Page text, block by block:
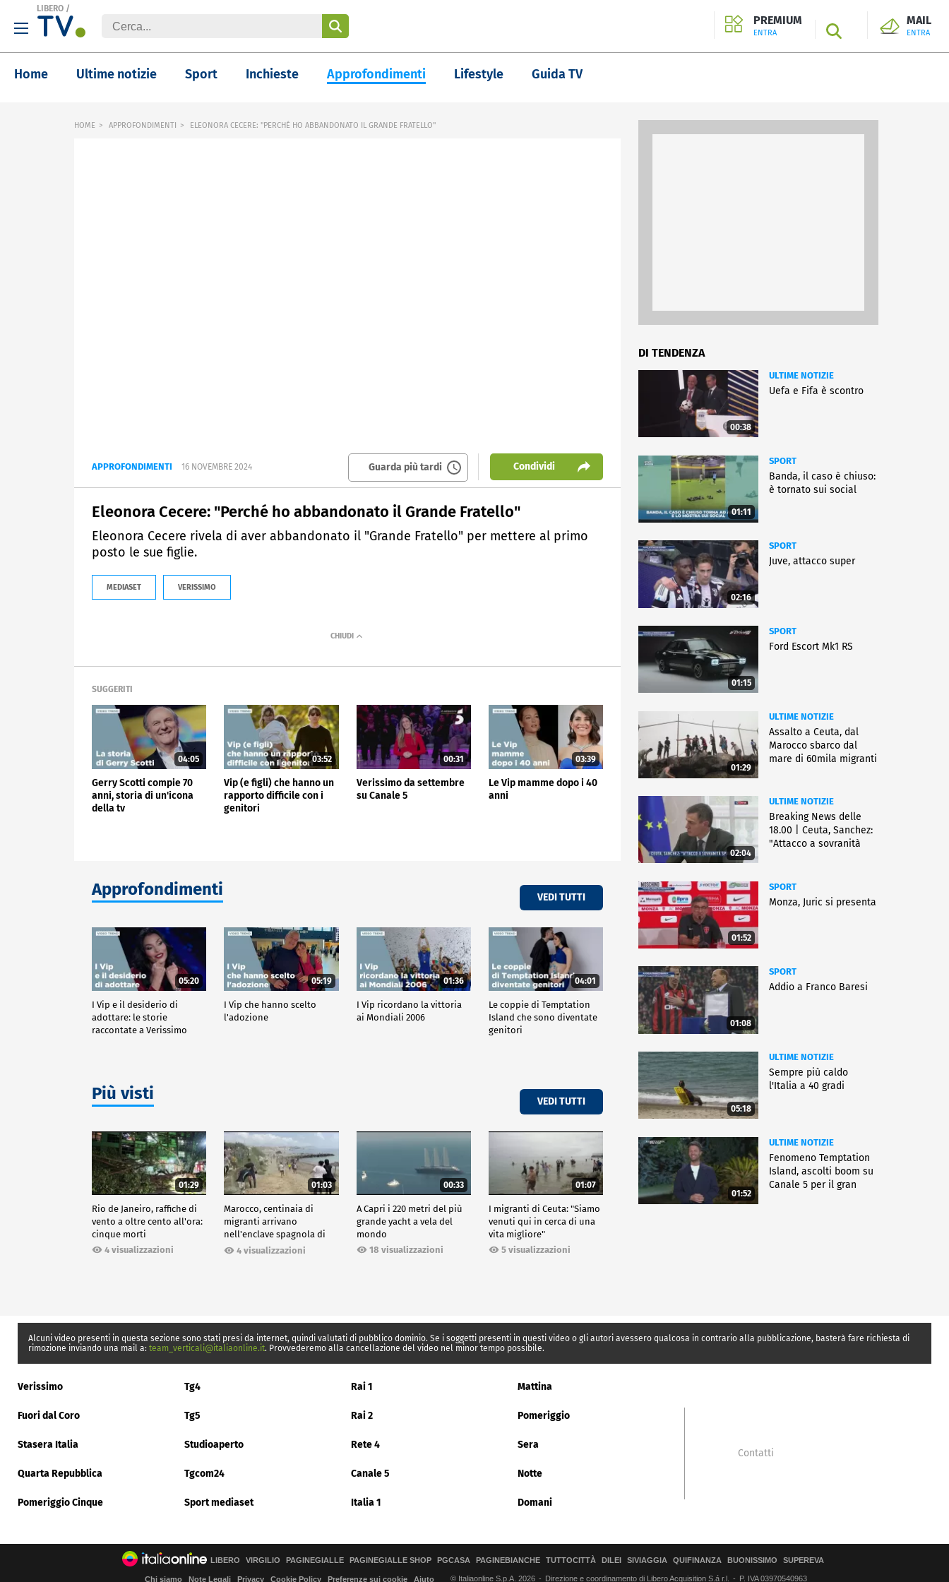
LIBERO /
PREMIUM
ENTRA SEARCH
MAIL
ENTRA
Home Ultime notizie Sport Inchieste Approfondimenti Lifestyle Guida TV
HOME APPROFONDIMENTI ELEONORA CECERE: "PERCHÉ HO ABBANDONATO IL GRANDE FRATELLO"
APPROFONDIMENTI 16 NOVEMBRE 2024 Guarda più tardi Condividi
Eleonora Cecere: "Perché ho abbandonato il Grande Fratello"
Eleonora Cecere rivela di aver abbandonato il "Grande Fratello" per mettere al primo
posto le sue figlie.
MEDIASET VERISSIMO
SUGGERITI
04:05
Gerry Scotti compie 70
anni, storia di un'icona
della tv
03:52
Vip (e figli) che hanno un
rapporto difficile con i
genitori
00:31
Verissimo da settembre
su Canale 5
03:39
Le Vip mamme dopo i 40
anni
Approfondimenti VEDI TUTTI
05:20
I Vip e il desiderio di
adottare: le storie
raccontate a Verissimo
05:19
I Vip che hanno scelto
l'adozione
01:36
I Vip ricordano la vittoria
ai Mondiali 2006
04:01
Le coppie di Temptation
Island che sono diventate
genitori
Più visti VEDI TUTTI
01:29
Rio de Janeiro, raffiche di
vento a oltre cento all'ora:
cinque morti
4 visualizzazioni
01:03
Marocco, centinaia di
migranti arrivano
nell'enclave spagnola di
Ceuta4 visualizzazioni
00:33
A Capri i 220 metri del più
grande yacht a vela del
mondo
18 visualizzazioni
01:07
I migranti di Ceuta: "Siamo
venuti qui in cerca di una
vita migliore"
5 visualizzazioni
DI TENDENZA
00:38
ULTIME NOTIZIE
Uefa e Fifa è scontro
01:11
SPORT
Banda, il caso è chiuso:
è tornato sui social
02:16
SPORT
Juve, attacco super
01:15
SPORT
Ford Escort Mk1 RS
01:29
ULTIME NOTIZIE
Assalto a Ceuta, dal
Marocco sbarco dal
mare di 60mila migranti
02:04
ULTIME NOTIZIE
Breaking News delle
18.00 | Ceuta, Sanchez:
"Attacco a sovranità
01:52
SPORT
Monza, Juric si presenta
01:08
SPORT
Addio a Franco Baresi
05:18
ULTIME NOTIZIE
Sempre più caldo
l'Italia a 40 gradi
01:52
ULTIME NOTIZIE
Fenomeno Temptation
Island, ascolti boom su
Canale 5 per il gran
Alcuni video presenti in questa sezione sono stati presi da internet, quindi valutati di pubblico dominio. Se i soggetti presenti in questi video o gli autori avessero qualcosa in contrario alla pubblicazione, basterà fare richiesta di
rimozione inviando una mail a: team_verticali@italiaonline.it. Provvederemo alla cancellazione del video nel minor tempo possibile.
Verissimo Tg4 Rai 1 Mattina
Fuori dal Coro Tg5 Rai 2 Pomeriggio
Stasera Italia Studioaperto Rete 4 Sera
Quarta Repubblica Tgcom24 Canale 5 Notte
Pomeriggio Cinque Sport mediaset Italia 1 Domani
Contatti
LIBERO VIRGILIO PAGINEGIALLE PAGINEGIALLE SHOP PGCASA PAGINEBIANCHE TUTTOCITTÀ DILEI SIVIAGGIA QUIFINANZA BUONISSIMO SUPEREVA
Chi siamo Note Legali Privacy Cookie Policy Preferenze sui cookie Aiuto © Italiaonline S.p.A. 2026 Direzione e coordinamento di Libero Acquisition S.á r.l. P. IVA 03970540963